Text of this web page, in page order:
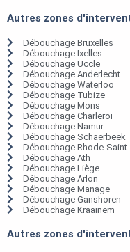
Autres zones
Débouchage Bruxelles
Débouchage Ixelles
Débouchage Uccle
Débouchage Anderlecht
Débouchage Waterloo
Débouchage Tubize
Débouchage Mons
Débouchage Charleroi
Débouchage Namur
Débouchage Schaerbeek
Débouchage Rhode-
Débouchage Ath
Débouchage Liège
Débouchage Arlon
Débouchage Manage
Débouchage Ganshoren
Débouchage Kraainem
Autres zones